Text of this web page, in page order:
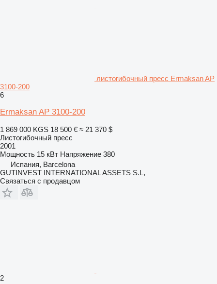
листогибочный пресс Ermaksan AP
3100-200
6
Ermaksan AP 3100-200
1 869 000 KGS 18 500 € ≈ 21 370 $
Листогибочный пресс
2001
Мощность 15 кВт Напряжение 380
Испания, Barcelona
GUTINVEST INTERNATIONAL ASSETS S.L,
Связаться с продавцом
2